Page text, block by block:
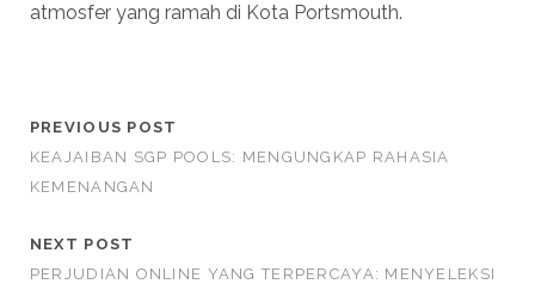
atmosfer yang ramah di Kota Portsmouth.
PREVIOUS POST
KEAJAIBAN SGP POOLS: MENGUNGKAP RAHASIA
KEMENANGAN
NEXT POST
PERJUDIAN ONLINE YANG TERPERCAYA: MENYELEKSI